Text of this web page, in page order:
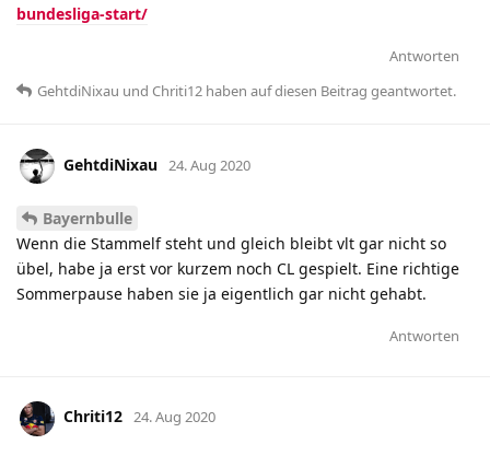
bundesliga-start/
Antworten
GehtdiNixau und Chriti12 haben auf diesen Beitrag geantwortet.
GehtdiNixau 24. Aug 2020
Bayernbulle
Wenn die Stammelf steht und gleich bleibt vlt gar nicht so
übel, habe ja erst vor kurzem noch CL gespielt. Eine richtige
Sommerpause haben sie ja eigentlich gar nicht gehabt.
Antworten
Chriti12 24. Aug 2020